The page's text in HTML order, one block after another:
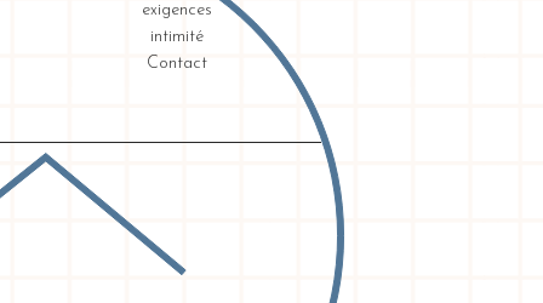
exigences
intimité
Contact